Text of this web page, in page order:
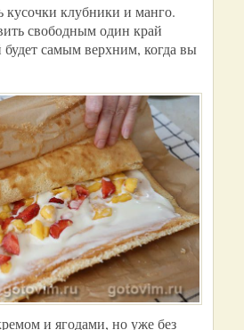
кусочки клубники и манго.
свободным один край
самым верхним, когда вы
и ягодами, но уже без